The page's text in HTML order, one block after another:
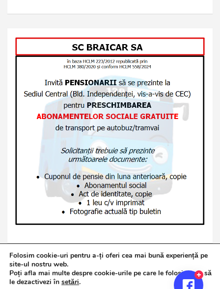
Copyright © 2026Jurnalul de Brăila
Folosim cookie-uri pentru a-ți oferi cea mai bună experiență pe
site-ul nostru web.
Poți afla mai multe despre cookie-urile pe care le folosim sau să
le dezactivezi în setări.